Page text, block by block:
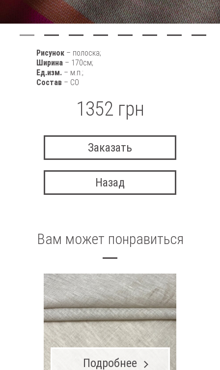
Рисунок – полоска;
Ширина – 170см;
Ед.изм. – м.п.;
Состав – CO
1352 грн
Заказать
Назад
Вам может понравиться
Подробнее